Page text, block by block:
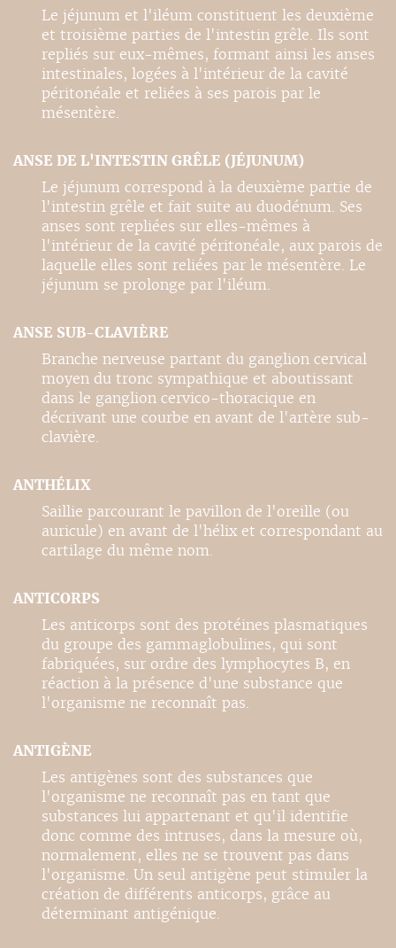
Le jéjunum et l'iléum constituent les deuxième
et troisième parties de l'intestin grêle. Ils sont
repliés sur eux-mêmes, formant ainsi les anses
intestinales, logées à l'intérieur de la cavité
péritonéale et reliées à ses parois par le
mésentère.
ANSE DE L'INTESTIN GRÊLE (JÉJUNUM)
Le jéjunum correspond à la deuxième partie de
l'intestin grêle et fait suite au duodénum. Ses
anses sont repliées sur elles-mêmes à
l'intérieur de la cavité péritonéale, aux parois de
laquelle elles sont reliées par le mésentère. Le
jéjunum se prolonge par l'iléum.
ANSE SUB-CLAVIÈRE
Branche nerveuse partant du ganglion cervical
moyen du tronc sympathique et aboutissant
dans le ganglion cervico-thoracique en
décrivant une courbe en avant de l'artère sub-
clavière.
ANTHÉLIX
Saillie parcourant le pavillon de l'oreille (ou
auricule) en avant de l'hélix et correspondant au
cartilage du même nom.
ANTICORPS
Les anticorps sont des protéines plasmatiques
du groupe des gammaglobulines, qui sont
fabriquées, sur ordre des lymphocytes B, en
réaction à la présence d'une substance que
l'organisme ne reconnaît pas.
ANTIGÈNE
Les antigènes sont des substances que
l'organisme ne reconnaît pas en tant que
substances lui appartenant et qu'il identifie
donc comme des intruses, dans la mesure où,
normalement, elles ne se trouvent pas dans
l'organisme. Un seul antigène peut stimuler la
création de différents anticorps, grâce au
déterminant antigénique.